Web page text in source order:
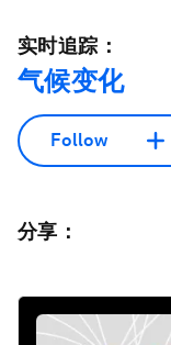
实时追踪：
气候变化
Follow
分享：